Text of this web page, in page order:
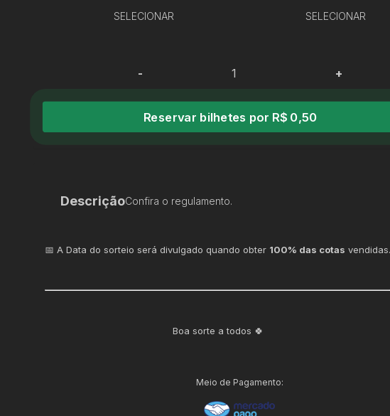
SELECIONAR SELECIONAR
- +
Reservar bilhetes por R$ 0,50
DescriçãoConfira o regulamento.
📅 A Data do sorteio será divulgado quando obter 100% das cotas vendidas.
Boa sorte a todos 🍀
Meio de Pagamento: